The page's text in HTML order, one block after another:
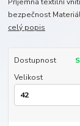
Příjemná textilní
bezpečnost
celý popis
Dostupnost
Velikost